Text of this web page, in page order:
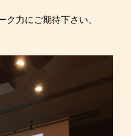
ク力にご期待下さい、